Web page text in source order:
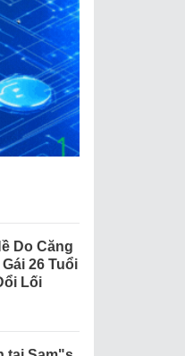
Do Căng
26 Tuổi
Lối